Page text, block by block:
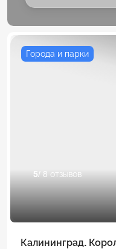
Города и парки
5/ 8 отзывов
Калининград.